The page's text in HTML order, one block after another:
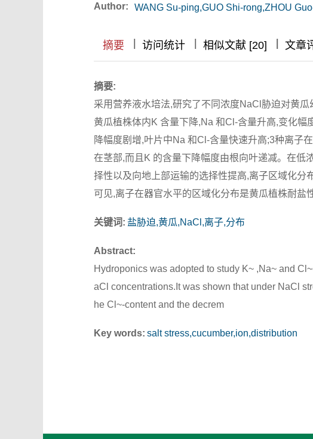
Author: WANG Su-ping,GUO Shi-rong,ZHOU
摘要 访问统计 相似文献 [20] 文章
摘要:
采用营养液水培法,研究了不同浓度NaCl胁迫对黄
黄瓜植株体内K 含量下降,Na 和Cl-含量升高,变化
降幅度剧增,叶片中Na 和Cl-含量快速升高;3种离子
在茎部,而且K 的含量下降幅度由根向叶递减。在
择性以及向地上部运输的选择性提高,离子区域化分
可见,离子在器官水平的区域化分布是黄瓜植株耐盐
关键词: 盐胁迫,黄瓜,NaCl,离子,分布
Abstract:
Hydroponics was adopted to study K~ ,Na~ and
aCl concentrations.It was shown that under NaCl
he Cl~-content and the decrem
Key words: salt stress,cucumber,ion,distribution